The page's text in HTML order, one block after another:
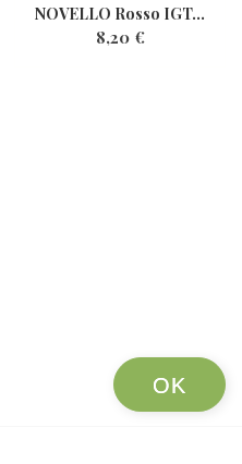
NOVELLO Rosso IGT...
8,20 €